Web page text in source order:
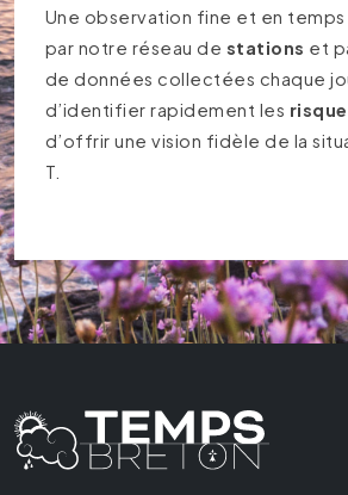
Une observation fine et en
par notre réseau de stations et
de données collectées chaque
d’identifier rapidement les
d’offrir une vision fidèle de la
T.